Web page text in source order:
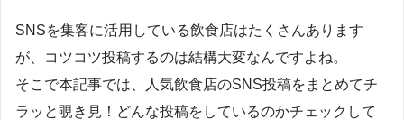
SNSを集客に活用している飲食店はたくさんあります
が、コツコツ投稿するのは結構大変なんですよね。
そこで本記事では、人気飲食店のSNS投稿をまとめてチ
ラッと覗き見！どんな投稿をしているのかチェックして